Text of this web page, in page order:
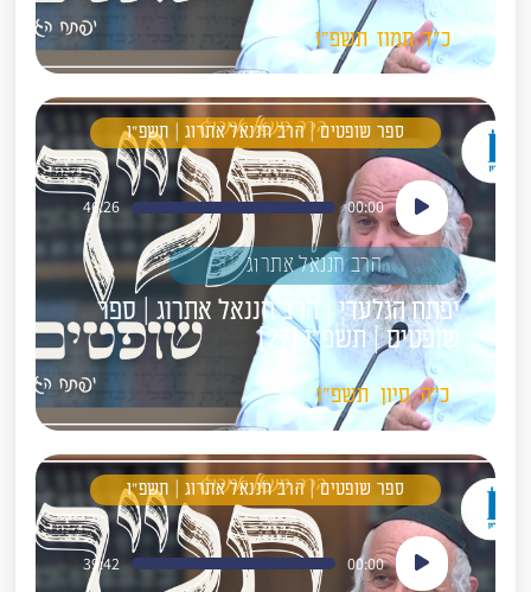
כ"ד תמוז תשפ"ו
ספר שופטים | הרב חננאל אתרוג | תשפ"ו
נגן
אודיו
00:00
46:26
הרב חננאל אתרוג
יפתח הגלעדי | הרב חננאל אתרוג | ספר
שופטים | תשפ"ו [27]
כ"ה סיון תשפ"ו
ספר שופטים | הרב חננאל אתרוג | תשפ"ו
נגן
אודיו
00:00
39:42